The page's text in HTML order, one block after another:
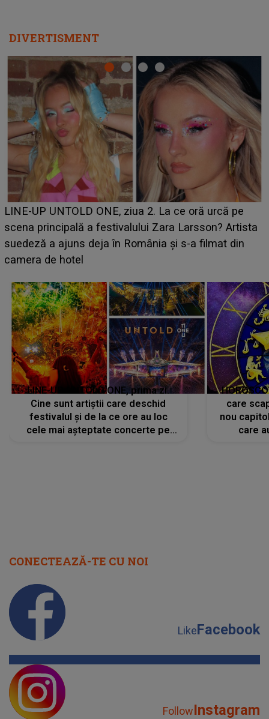
DIVERTISMENT
Ce a dezvăluit noua concurentă din "Casa Iubirii" l-a
luat prin surprindere pe Emanuel. CINE ESTE
BĂIATUL VIZAT de Alexandra?! Aflându-se în fața
faptului împlinit, A RECUNOSCUT IMEDIAT: "Am
LINE-UP UNTOLD ONE, prima zi.
Cine sunt artiștii care deschid
festivalul și de la ce ore au loc
cele mai așteptate concerte pe
care
nou
care
CONECTEAZĂ-TE CU NOI
LikeFacebook
FollowInstagram